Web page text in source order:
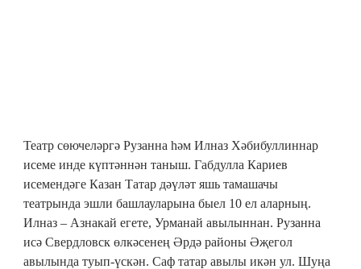
Театр сөючеләргә Рузанна һәм Илназ Хәбибуллиннар
исеме инде күптәннән таныш. Габдулла Кариев
исемендәге Казан Татар дәүләт яшь тамашачы
театрында эшли башлауларына быел 10 ел аларның.
Илназ – Азнакай егете, Урманай авылыннан. Рузанна
исә Свердловск өлкәсенең Әрдә районы Әҗегол
авылында туып-үскән. Саф татар авылы икән ул. Шуңа